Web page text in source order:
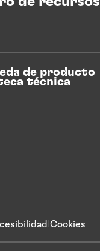
de producto
técnica
Cookies